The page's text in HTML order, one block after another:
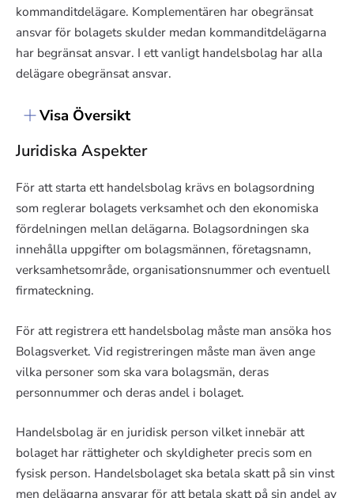
kommanditdelägare. Komplementären har obegränsat
ansvar för bolagets skulder medan kommanditdelägarna
har begränsat ansvar. I ett vanligt handelsbolag har alla
delägare obegränsat ansvar.
Visa Översikt
Juridiska Aspekter
För att starta ett handelsbolag krävs en bolagsordning
som reglerar bolagets verksamhet och den ekonomiska
fördelningen mellan delägarna. Bolagsordningen ska
innehålla uppgifter om bolagsmännen, företagsnamn,
verksamhetsområde, organisationsnummer och eventuell
firmateckning.
För att registrera ett handelsbolag måste man ansöka hos
Bolagsverket. Vid registreringen måste man även ange
vilka personer som ska vara bolagsmän, deras
personnummer och deras andel i bolaget.
Handelsbolag är en juridisk person vilket innebär att
bolaget har rättigheter och skyldigheter precis som en
fysisk person. Handelsbolaget ska betala skatt på sin vinst
men delägarna ansvarar för att betala skatt på sin andel av